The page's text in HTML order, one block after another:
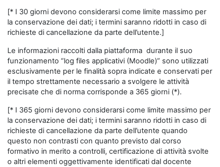
[* I 30 giorni devono considerarsi come limite massimo per
la conservazione dei dati; i termini saranno ridotti in caso di
richieste di cancellazione da parte dell’utente.]
Le informazioni raccolti dalla piattaforma durante il suo
funzionamento “log files applicativi (Moodle)” sono utilizzati
esclusivamente per le finalità sopra indicate e conservati per
il tempo strettamente necessario a svolgere le attività
precisate che di norma corrisponde a 365 giorni (*).
[* I 365 giorni devono considerarsi come limite massimo per
la conservazione dei dati; i termini saranno ridotti in caso di
richieste di cancellazione da parte dell’utente quando
questo non contrasti con quanto previsto dal corso
formativo in merito a controlli, certificazione di attività svolte
o altri elementi oggettivamente identificati dal docente